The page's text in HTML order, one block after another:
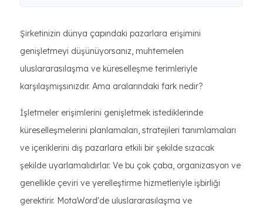
Şirketinizin dünya çapındaki pazarlara erişimini
genişletmeyi düşünüyorsanız, muhtemelen
uluslararasılaşma ve küreselleşme terimleriyle
karşılaşmışsınızdır. Ama aralarındaki fark nedir?
İşletmeler erişimlerini genişletmek istediklerinde
küreselleşmelerini planlamaları, stratejileri tanımlamaları
ve içeriklerini dış pazarlara etkili bir şekilde sızacak
şekilde uyarlamalıdırlar. Ve bu çok çaba, organizasyon ve
genellikle çeviri ve yerelleştirme hizmetleriyle işbirliği
gerektirir. MotaWord'de uluslararasılaşma ve